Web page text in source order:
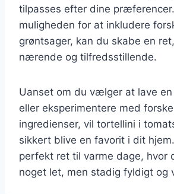
tilpasses efter dine
muligheden for at inkludere
grøntsager, kan du skabe en
nærende og tilfredsstillende.
Uanset om du vælger at lave en
eller eksperimentere med
ingredienser, vil tortellini i
sikkert blive en favorit i dit
perfekt ret til varme dage, hvor
noget let, men stadig fyldigt og